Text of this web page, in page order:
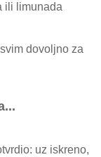
ili limunada
dovoljno za
uz iskreno,